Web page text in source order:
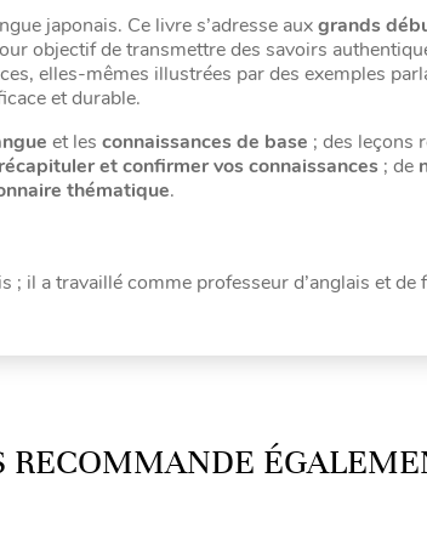
japonais. Ce livre s’adresse auxgrands
objectif de transmettre des savoirs
elles-mêmes illustrées par des exemples
et durable.
et les connaissances de base ; des leçons
et confirmer vos connaissances ; de
thématique.
il a travaillé comme professeur d’anglais et de
RECOMMANDE